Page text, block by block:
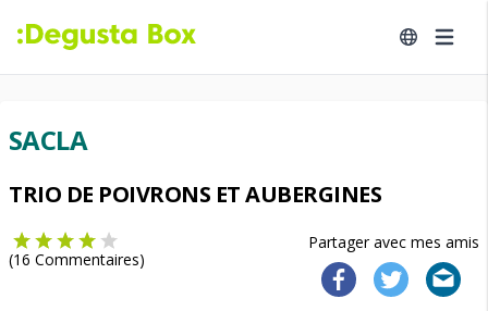
SACLA
TRIO DE POIVRONS ET AUBERGINES
Partager avec mes amis
(16 Commentaires)